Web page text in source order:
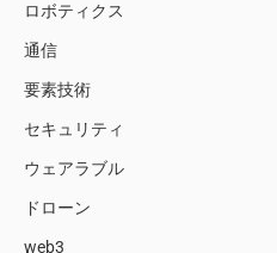
ロボティクス
通信
要素技術
セキュリティ
ウェアラブル
ドローン
web3